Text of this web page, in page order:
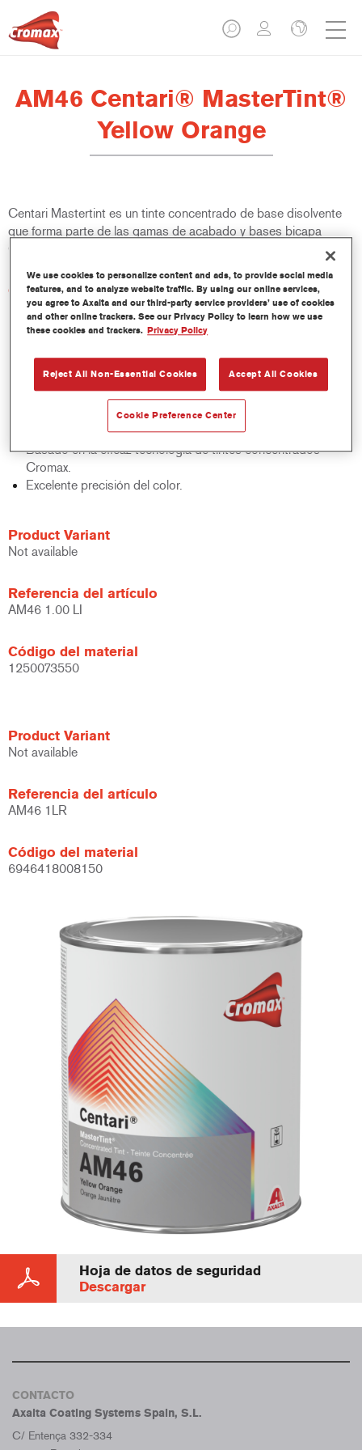
AM46 Centari® MasterTint®
Yellow Orange
Centari Mastertint es un tinte concentrado de base disolvente
que forma parte de las gamas de acabado y bases bicapa
Centari.
Características del producto
Sistema de pintado de base disolvente, único por su
versatilidad y facilidad de uso.
calidades de base disolvente: medios y altos sólidos,
acabados y bases bicapa.
Rápido control de stocks.
Ahorra espacio de almacenamiento.
Basado en la eficaz tecnología de tintes concentrados
Cromax.
Excelente precisión del color.
Product Variant
Not available
Referencia del artículo
AM46 1.00 LI
Código del material
1250073550
Product Variant
Not available
Referencia del artículo
AM46 1LR
Código del material
6946418008150
Hoja de datos de seguridad
Descargar
CONTACTO
Axalta Coating Systems Spain, S.L.
C/ Entença 332-334
We use cookies to personalize content and ads, to provide social media
features, and to analyze website traffic. By using our online services,
you agree to Axalta and our third-party service providers’ use of cookies
and other online trackers. See our Privacy Policy to learn how we use
these cookies and trackers. Privacy Policy
Reject All Non-Essential Cookies Accept All Cookies
Cookie Preference Center